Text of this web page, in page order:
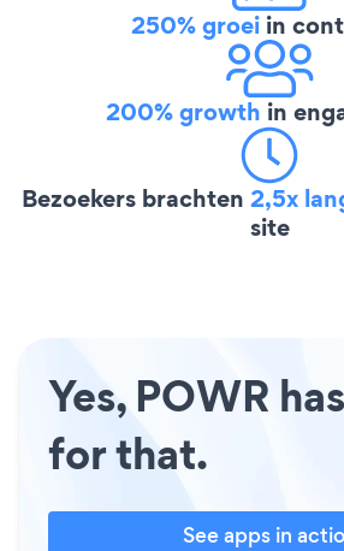
250% groei in
200% growth in
Bezoekers brachten 2,5x
site
Yes, POWR
for that.
See apps in